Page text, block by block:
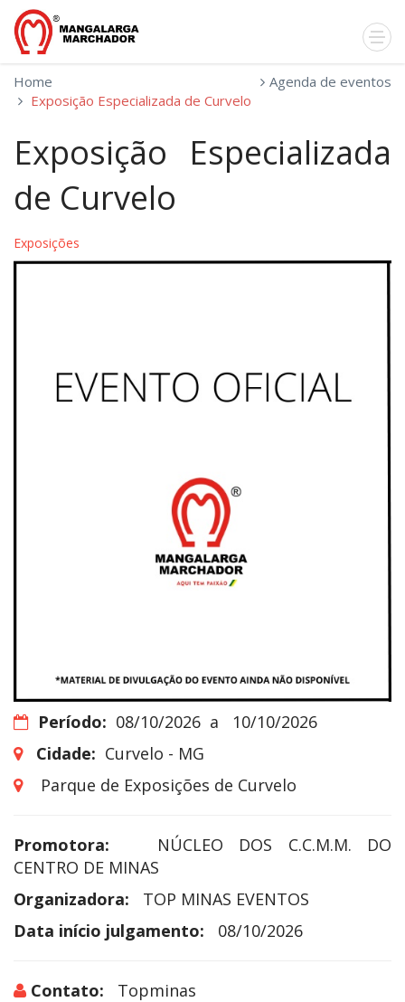
Home
Agenda de eventos
Exposição Especializada de Curvelo
Exposição Especializada
de Curvelo
Exposições
Período: 08/10/2026 a 10/10/2026
Cidade: Curvelo - MG
Parque de Exposições de Curvelo
Promotora:
NÚCLEO DOS C.C.M.M. DO
CENTRO DE MINAS
Organizadora:
TOP MINAS EVENTOS
Data início julgamento:
08/10/2026
Contato:
Topminas